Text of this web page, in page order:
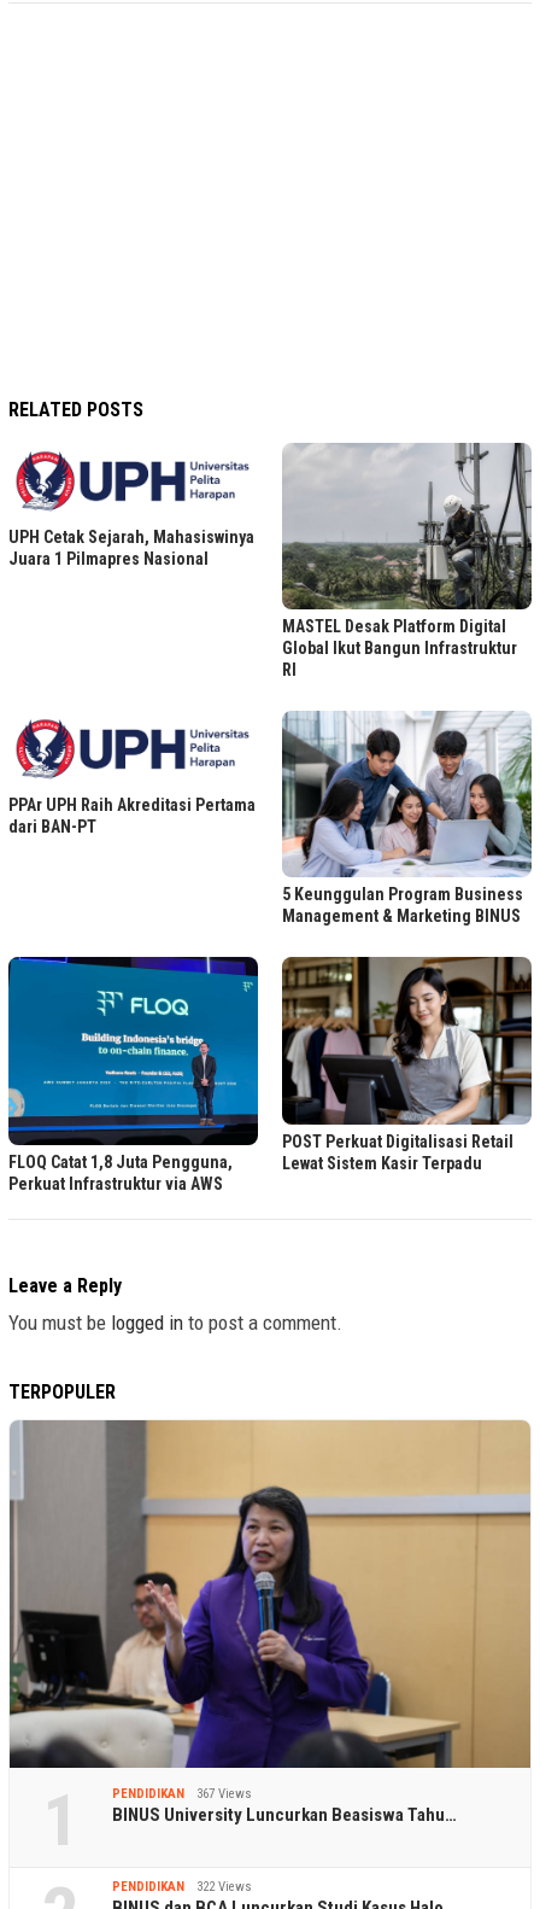
RELATED POSTS
UPH Cetak Sejarah, Mahasiswinya
Juara 1 Pilmapres Nasional
MASTEL Desak Platform Digital
Global Ikut Bangun Infrastruktur
RI
PPAr UPH Raih Akreditasi Pertama
dari BAN-PT
5 Keunggulan Program Business
Management & Marketing BINUS
FLOQ Catat 1,8 Juta Pengguna,
Perkuat Infrastruktur via AWS
POST Perkuat Digitalisasi Retail
Lewat Sistem Kasir Terpadu
Leave a Reply
You must be logged in to post a comment.
TERPOPULER
1 PENDIDIKAN 367 Views
BINUS University Luncurkan Beasiswa Tahu…
PENDIDIKAN 322 Views